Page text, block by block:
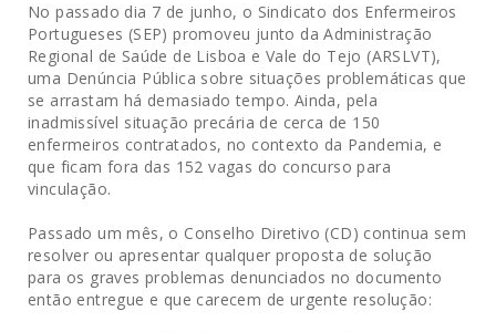
No passado dia 7 de junho, o Sindicato dos Enfermeiros
Portugueses (SEP) promoveu junto da Administração
Regional de Saúde de Lisboa e Vale do Tejo (ARSLVT),
uma Denúncia Pública sobre situações problemáticas que
se arrastam há demasiado tempo. Ainda, pela
inadmissível situação precária de cerca de 150
enfermeiros contratados, no contexto da Pandemia, e
que ficam fora das 152 vagas do concurso para
vinculação.
Passado um mês, o Conselho Diretivo (CD) continua sem
resolver ou apresentar qualquer proposta de solução
para os graves problemas denunciados no documento
então entregue e que carecem de urgente resolução: